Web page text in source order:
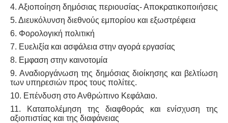
4. Αξιοποίηση δημόσιας περιουσίας- Αποκρατικοποιήσεις
5. Διευκόλυνση διεθνούς εμπορίου και εξωστρέφεια
6. Φορολογική πολιτική
7. Ευελιξία και ασφάλεια στην αγορά εργασίας
8. Εμφαση στην καινοτομία
9. Αναδιοργάνωση της δημόσιας διοίκησης και βελτίωση
των υπηρεσιών προς τους πολίτες.
10. Επένδυση στο Ανθρώπινο Κεφάλαιο.
11. Καταπολέμηση της διαφθοράς και ενίσχυση της
αξιοπιστίας και της διαφάνειας